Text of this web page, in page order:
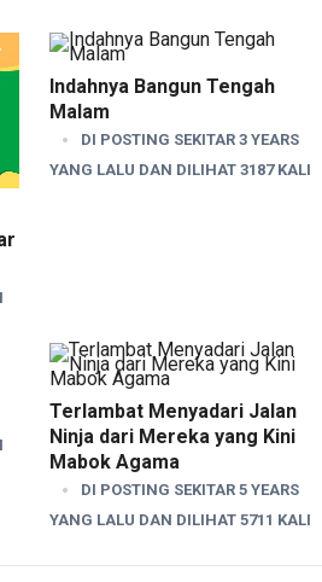
Indahnya Bangun Tengah
Malam
DI POSTING SEKITAR 3 YEARS
YANG LALU DAN DILIHAT 3187 KALI
Terlambat Menyadari Jalan
Ninja dari Mereka yang Kini
Mabok Agama
DI POSTING SEKITAR 5 YEARS
YANG LALU DAN DILIHAT 5711 KALI